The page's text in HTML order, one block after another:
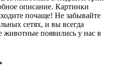
описание. Картинки
почаще! Не забывайте
сетях, и вы всегда
животные появились у нас в